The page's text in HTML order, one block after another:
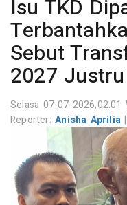
Isu TKD
Sebut
2027
Selasa 07-07-2026,02:01
Reporter:Anisha Aprilia|